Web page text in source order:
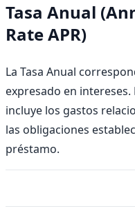
Tasa Anual
Rate APR)
La Tasa Anual
expresado en intereses.
incluye los gastos
las obligaciones
préstamo.